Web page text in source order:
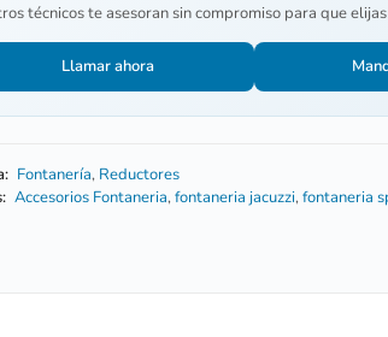
técnicos te asesoran sin compromiso para que
Llamar ahora
Fontanería, Reductores
Accesorios Fontaneria,fontaneria jacuzzi,fontaneria